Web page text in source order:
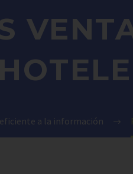
a la información